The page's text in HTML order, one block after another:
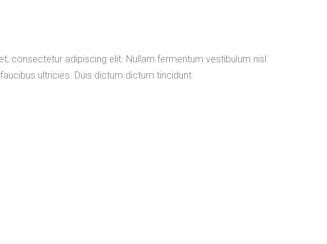
consectetur adipiscing elit. Nullam fermentum vestibulum nisl
ultricies. Duis dictum dictum tincidunt.